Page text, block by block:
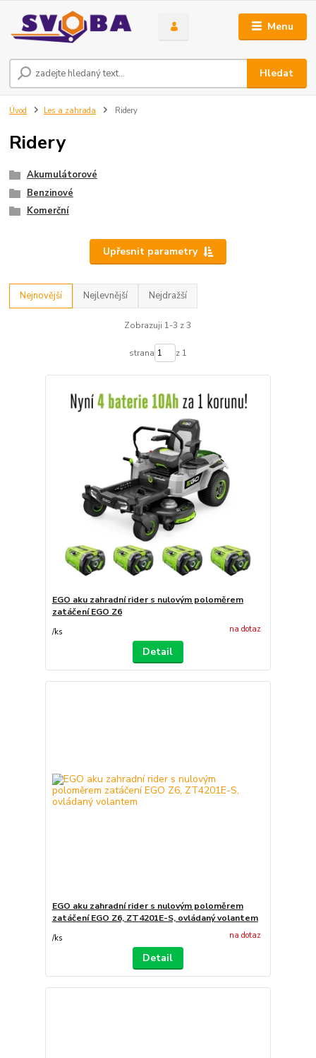
Menu
Hledat
Úvod Les a zahrada Ridery
Ridery
Akumulátorové
Benzinové
Komerční
Upřesnit parametry
Nejnovější Nejlevnější Nejdražší
Zobrazuji 1-3 z 3
strana z 1
EGO aku zahradní rider s nulovým poloměrem
zatáčení EGO Z6
/ks na dotaz
Detail
EGO aku zahradní rider s nulovým poloměrem
zatáčení EGO Z6, ZT4201E-S, ovládaný volantem
/ks na dotaz
Detail